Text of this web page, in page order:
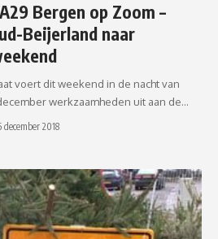
Bergen op Zoom –
Beijerland naar
voert dit weekend in de nacht van
werkzaamheden uit aan de…
december 2018